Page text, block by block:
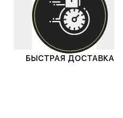
БЫСТРАЯ ДОСТАВКА